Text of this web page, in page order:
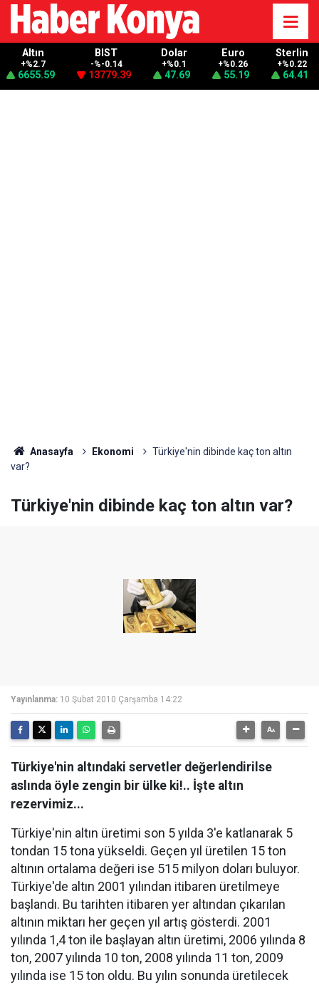
Altın
+%2.7
6655.59
BIST
-%-0.14
13779.39
Dolar
+%0.1
47.69
Euro
+%0.26
55.19
Sterlin
+%0.22
64.41
Anasayfa Ekonomi
Türkiye'nin dibinde kaç ton altın
var?
Türkiye'nin dibinde kaç ton altın var?
Yayınlanma: 10 Şubat 2010 Çarşamba 14:22
Türkiye'nin altındaki servetler değerlendirilse
aslında öyle zengin bir ülke ki!.. İşte altın
rezervimiz...
Türkiye'nin altın üretimi son 5 yılda 3'e katlanarak 5
tondan 15 tona yükseldi. Geçen yıl üretilen 15 ton
altının ortalama değeri ise 515 milyon doları buluyor.
Türkiye'de altın 2001 yılından itibaren üretilmeye
başlandı. Bu tarihten itibaren yer altından çıkarılan
altının miktarı her geçen yıl artış gösterdi. 2001
yılında 1,4 ton ile başlayan altın üretimi, 2006 yılında 8
ton, 2007 yılında 10 ton, 2008 yılında 11 ton, 2009
yılında ise 15 ton oldu. Bu yılın sonunda üretilecek